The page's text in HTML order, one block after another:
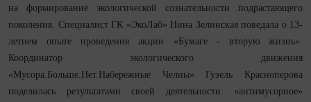
на формирование экологической сознательности подрастающего
поколения. Специалист ГК «ЭкоЛаб» Нина Зелинская поведала о 13-
летнем опыте проведения акции «Бумаге - вторую жизнь».
Координатор экологического движения
«Мусора.Больше.Нет.Набережные Челны» Гузель Красноперова
поделилась результатами своей деятельности: «антимусорное»